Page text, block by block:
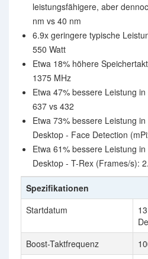
leistungsfähigere, aber
nm vs 40 nm
6.9x geringere typische
550 Watt
Etwa 18% höhere
1375 MHz
Etwa 47% bessere Leistung
637 vs 432
Etwa 73% bessere Leistung
Desktop - Face Detection
Etwa 61% bessere Leistung
Desktop - T-Rex (Frames/s):
Spezifikationen
Startdatum
Boost-Taktfrequenz